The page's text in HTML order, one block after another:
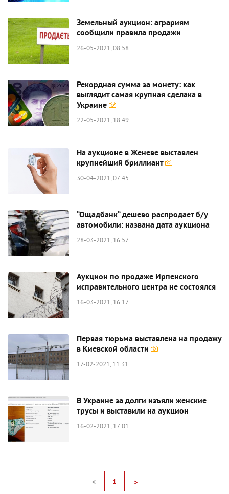
Земельный аукцион: аграриям
сообщили правила продажи
26-05-2021, 08:58
Рекордная сумма за монету: как
выглядит самая крупная сделака в
Украине
22-05-2021, 18:49
На аукционе в Женеве выставлен
крупнейший бриллиант
30-04-2021, 07:45
“Ощадбанк“ дешево распродает б/у
автомобили: названа дата аукциона
28-03-2021, 16:57
Аукцион по продаже Ирпенского
исправительного центра не состоялся
16-03-2021, 16:17
Первая тюрьма выставлена на продажу
в Киевской области
17-02-2021, 11:31
В Украине за долги изъяли женские
трусы и выставили на аукцион
16-02-2021, 17:01
< 1 >